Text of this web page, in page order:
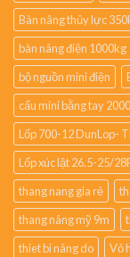
Bàn nâng thủy lực
bàn nâng điện 1000kg
bộ nguồn mini điện
cẩu mini bằng tay
Lốp 700-12 DunLop-
Lốp xúc lật 26.5-25/
thang nang gia rẻ
thang nâng mỹ 9m
thiet bi nâng do
Vỏ